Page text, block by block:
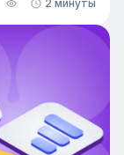
для
для быстрого
2 минуты